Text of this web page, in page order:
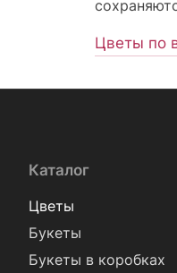
Цветы по
Каталог
Цветы
Букеты
Букеты в коробках